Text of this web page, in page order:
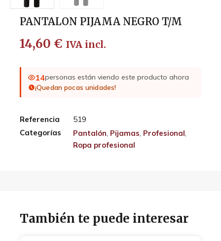
PANTALON PIJAMA NEGRO T/M
14,60 € IVA incl.
14personas están viendo este producto ahora
¡Quedan pocas unidades!
Referencia
519
Categorías
Pantalón Pijamas Profesional
Ropa profesional
También te puede interesar